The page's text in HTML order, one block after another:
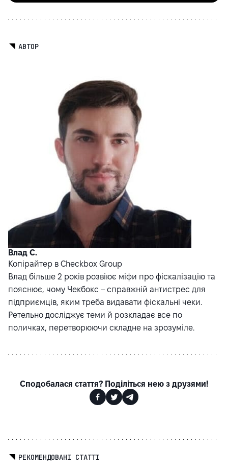
АВТОР
Влад С.
Копірайтер в Checkbox Group
Влад більше 2 років розвіює міфи про фіскалізацію та
пояснює, чому Чекбокс – справжній антистрес для
підприємців, яким треба видавати фіскальні чеки.
Ретельно досліджує теми й розкладає все по
поличках, перетворюючи складне на зрозуміле.
Сподобалася стаття? Поділіться нею з друзями!
РЕКОМЕНДОВАНІ СТАТТІ